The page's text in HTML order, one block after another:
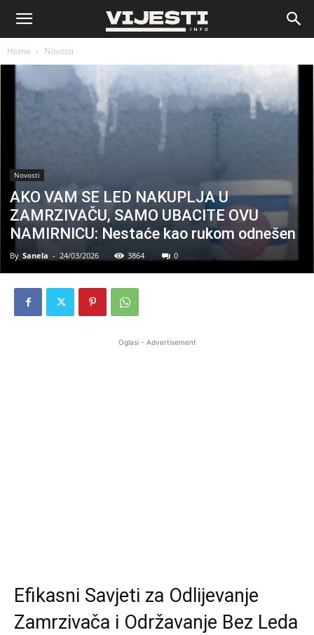
Vijesti
Home Novosti
Novosti
AKO VAM SE LED NAKUPLJA U
ZAMRZIVAČU, SAMO UBACITE OVU
NAMIRNICU: Nestaće kao rukom odnešen
By Sanela - 24/03/2026 3864 0
Oglasi - Advertisement
Efikasni Savjeti za Odlijevanje
Zamrzivača i Održavanje Bez Leda